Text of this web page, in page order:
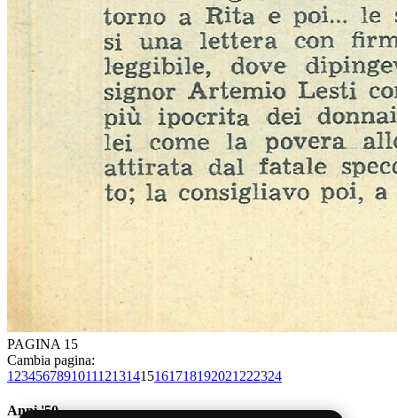
PAGINA 15
Cambia pagina:
1 23456789101112131415161718192021 222324
Anni '50